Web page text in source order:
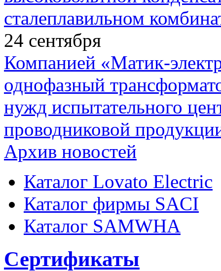
сталеплавильном
24 сентября
Компанией «Матик-
однофазный
нужд испытательного
проводниковой
Архив новостей
Каталог Lovato Electric
Каталог фирмы SACI
Каталог SAMWHA
Сертификаты